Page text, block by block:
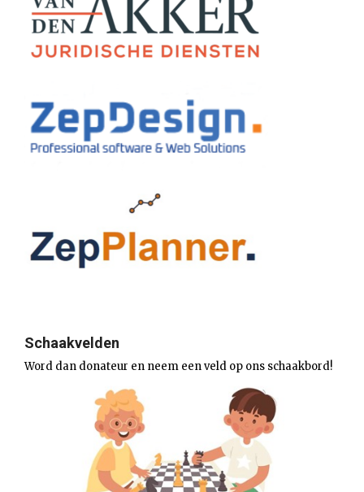
Schaakvelden
Word dan donateur en neem een veld op ons schaakbord!